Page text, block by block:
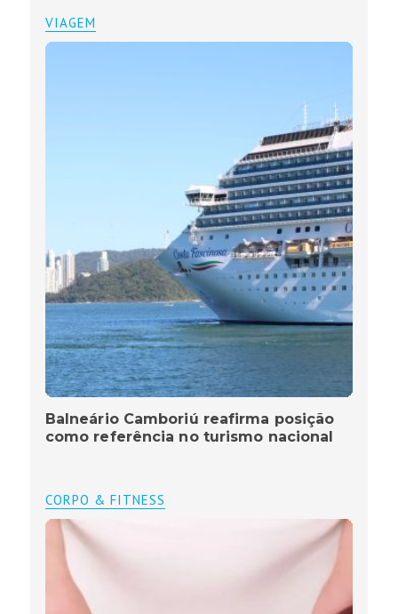
VIAGEM
Balneário Camboriú reafirma posição
como referência no turismo nacional
CORPO & FITNESS